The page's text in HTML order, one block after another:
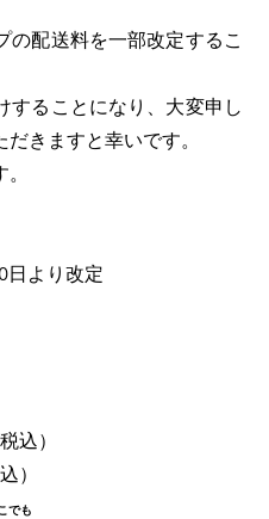
の配送料を一部改定するこ
することになり、大変申し
きますと幸いです。
日より改定
込）
）
でも
種
フト